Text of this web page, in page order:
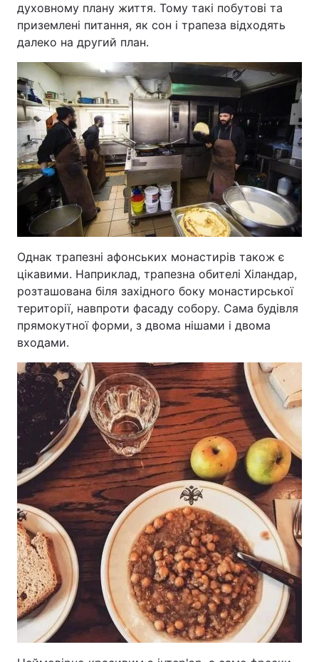
Головна Війна
Україна Політика
Економіка Світ
Спорт Наука
Техно і зв'язок Лайт
Зброя Інциденти
Здоров'я Туризм
Цікавинки Погода
Екологія
Лонгріди
Відео з Youtube Статті
Інтерв'ю Думки
Архів Вакансії
Контакти
Послуги
духовному плану життя. Тому такі побутові та
приземлені питання, як сон і трапеза відходять
далеко на другий план.
Однак трапезні афонських монастирів також є
цікавими. Наприклад, трапезна обителі Хіландар,
розташована біля західного боку монастирської
території, навпроти фасаду собору. Сама будівля
прямокутної форми, з двома нішами і двома
входами.